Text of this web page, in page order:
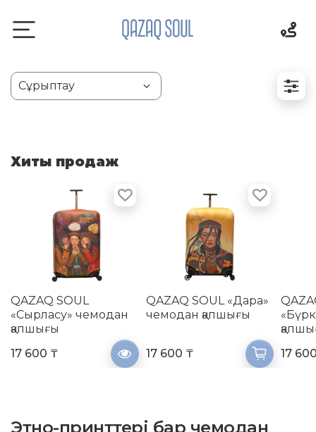
Хиты продаж
QAZAQ SOUL
«Сырласу» чемодан
қапшығы
17 600 ₸
QAZAQ SOUL «Дара»
чемодан қапшығы
17 600 ₸
17
Этно-принттері бар чемодан